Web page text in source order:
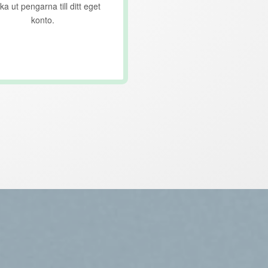
ut pengarna till ditt eget
konto.